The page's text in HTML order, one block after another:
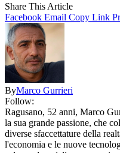
Share This Article
Facebook Email Copy Link
ByMarco Gurrieri
Follow:
Ragusano, 52 anni, Marco
la sua grande passione, che
diverse sfaccettature della
l'economia e le nuove